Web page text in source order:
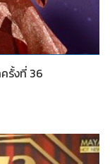
รั้งที่ 36